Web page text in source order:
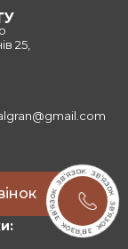
25,